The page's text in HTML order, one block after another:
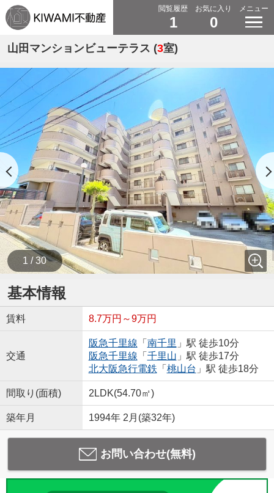
閲覧履歴
1
お気に入り
0
メニュー
山田マンションビューテラス (3室)
1 / 30
基本情報
賃料 8.7万円～9万円
交通
阪急千里線 「 南千里 」駅 徒歩10分
阪急千里線 「 千里山 」駅 徒歩17分
北大阪急行電鉄 「 桃山台 」駅 徒歩18分
間取り(面積) 2LDK(54.70㎡)
築年月 1994年 2月(築32年)
お問い合わせ(無料)